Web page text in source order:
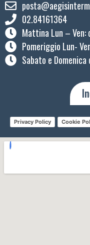
02.84161364
Mattina Lun – Ven:
Pomeriggio Lun-
Sabato e Domenica
Privacy Policy Cookie